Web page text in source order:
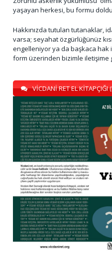
yaşayan herkesi, bu formu
Hakkınızda tutulan tutanaklar,
varsa; seyahat özgürlüğünüz
engelleniyor ya da başkaca hak
form üzerinden bizimle iletişime
VİCDANİ RET EL KİTAPÇIĞI